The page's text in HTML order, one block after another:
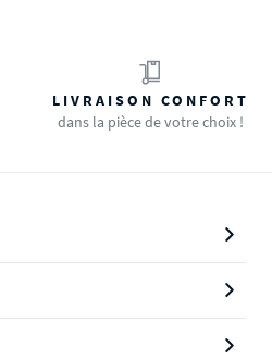
LIVRAISON CONFORT
dans la pièce de votre choix !